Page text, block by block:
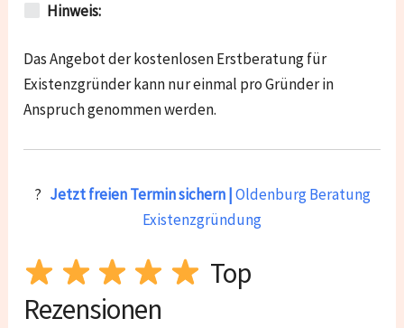
Hinweis:
Das Angebot der kostenlosen Erstberatung für
Existenzgründer kann nur einmal pro Gründer in
Anspruch genommen werden.
? Jetzt freien Termin sichern |Oldenburg Beratung
Existenzgründung
Top
Rezensionen